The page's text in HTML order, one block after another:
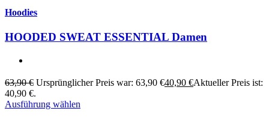
Hoodies
HOODED SWEAT ESSENTIAL Damen
63,90€ Ursprünglicher Preis war: 63,90 €40,90 €Aktueller Preis ist:
40,90 €.
Ausführung wählen